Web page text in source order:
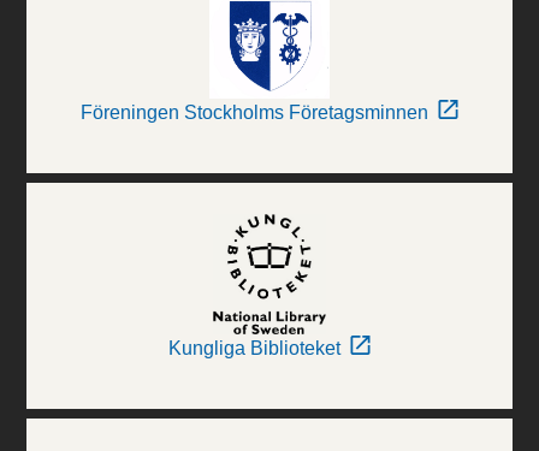
Föreningen Stockholms Företagsminnen
Kungliga Biblioteket